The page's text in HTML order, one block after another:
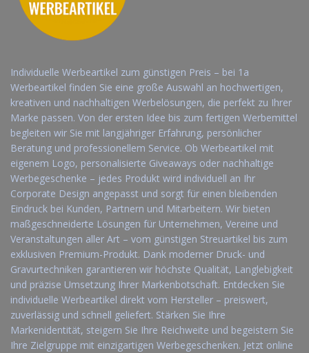
Individuelle Werbeartikel zum günstigen Preis – bei 1a
Werbeartikel finden Sie eine große Auswahl an hochwertigen,
kreativen und nachhaltigen Werbelösungen, die perfekt zu Ihrer
Marke passen. Von der ersten Idee bis zum fertigen Werbemittel
begleiten wir Sie mit langjähriger Erfahrung, persönlicher
Beratung und professionellem Service. Ob Werbeartikel mit
eigenem Logo, personalisierte Giveaways oder nachhaltige
Werbegeschenke – jedes Produkt wird individuell an Ihr
Corporate Design angepasst und sorgt für einen bleibenden
Eindruck bei Kunden, Partnern und Mitarbeitern. Wir bieten
maßgeschneiderte Lösungen für Unternehmen, Vereine und
Veranstaltungen aller Art – vom günstigen Streuartikel bis zum
exklusiven Premium-Produkt. Dank moderner Druck- und
Gravurtechniken garantieren wir höchste Qualität, Langlebigkeit
und präzise Umsetzung Ihrer Markenbotschaft. Entdecken Sie
individuelle Werbeartikel direkt vom Hersteller – preiswert,
zuverlässig und schnell geliefert. Stärken Sie Ihre
Markenidentität, steigern Sie Ihre Reichweite und begeistern Sie
Ihre Zielgruppe mit einzigartigen Werbegeschenken. Jetzt online